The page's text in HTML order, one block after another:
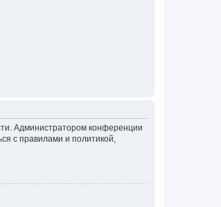
Администратором конференции
с правилами и политикой,